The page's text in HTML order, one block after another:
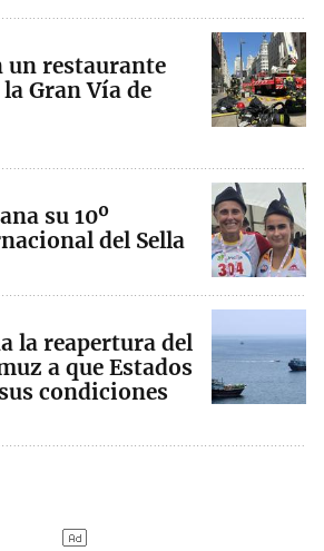
un restaurante
Gran Vía de
su 10º
del Sella
la reapertura del
a que Estados
condiciones